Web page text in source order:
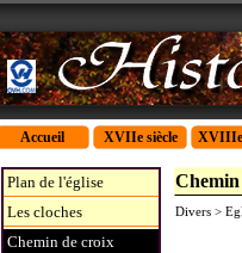
Accueil XVIIe siècle XVIIIe
Plan de l'église
Les cloches
Chemin de croix
Divers >